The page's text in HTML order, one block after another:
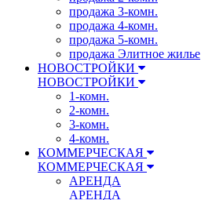
продажа 3-комн.
продажа 4-комн.
продажа 5-комн.
продажа Элитное жилье
НОВОСТРОЙКИ
НОВОСТРОЙКИ
1-комн.
2-комн.
3-комн.
4-комн.
КОММЕРЧЕСКАЯ
КОММЕРЧЕСКАЯ
АРЕНДА
АРЕНДА